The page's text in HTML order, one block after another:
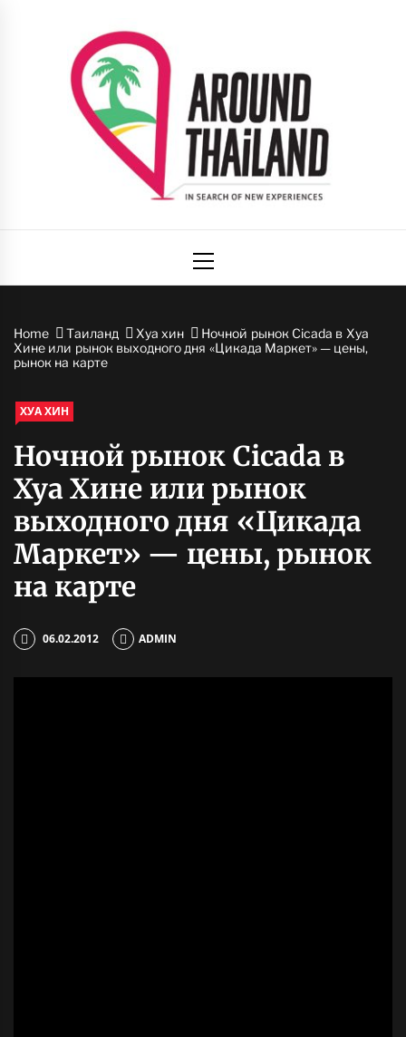
Таиланда
Menu
Home Таиланд Хуа хин
Ночной рынок Cicada в Хуа
Хине или рынок выходного дня «Цикада Маркет» — цены,
рынок на карте
ХУА ХИН
Ночной рынок Cicada в
Хуа Хине или рынок
выходного дня «Цикада
Маркет» — цены, рынок
на карте
06.02.2012 ADMIN